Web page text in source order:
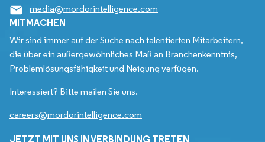
media@mordorintelligence.com
MITMACHEN
Wir sind immer auf der Suche nach talentierten Mitarbeitern,
die über ein außergewöhnliches Maß an Branchenkenntnis,
Problemlösungsfähigkeit und Neigung verfügen.
Interessiert? Bitte mailen Sie uns.
careers@mordorintelligence.com
JETZT MIT UNS IN VERBINDUNG TRETEN